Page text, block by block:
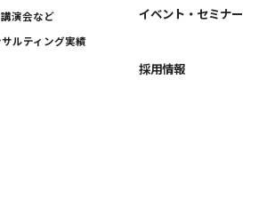
演会など
ルティング実績
イベント・セミナー
採用情報